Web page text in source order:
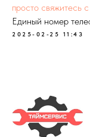
просто свяжитесь
Единый номер
2025-02-25 11:43